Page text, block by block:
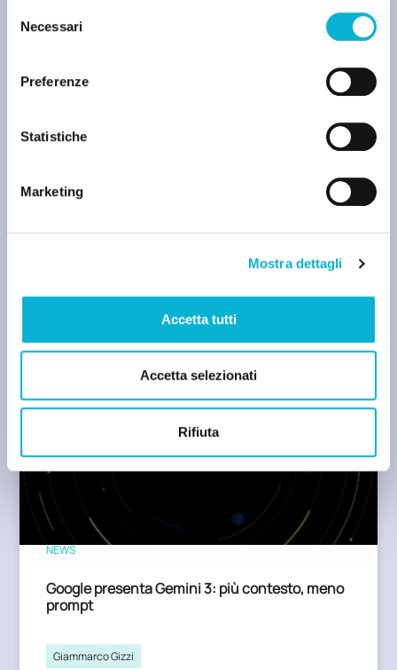
delNecessari
Preferenze
Statistiche
Marketing
Mostra dettagli
Accetta tutti
Accetta selezionati
Rifiuta
NEWS
Google presenta Gemini 3: più contesto, meno
prompt
Giammarco Gizzi